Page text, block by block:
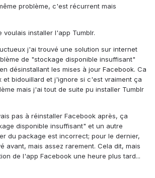
problème, c'est récurrent mais
voulais installer l'app Tumblr.
j'ai trouvé une solution sur internet
de "stockage disponible insuffisant"
désinstallant les mises à jour Facebook. Ca
et bidouillard et j'ignore si c'est vraiment ça
mais j'ai tout de suite pu installer Tumblr
pas à réinstaller Facebook après, ça
disponible insuffisant" et un autre
du package est incorrect; pour le dernier,
avant, mais assez rarement. Cela dit, mais
de l'app Facebook une heure plus tard...